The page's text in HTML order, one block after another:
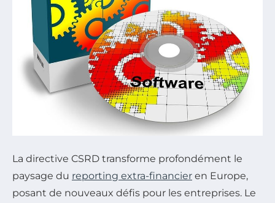
La directive CSRD transforme profondément le
paysage du reporting extra-financier en Europe,
posant de nouveaux défis pour les entreprises. Le